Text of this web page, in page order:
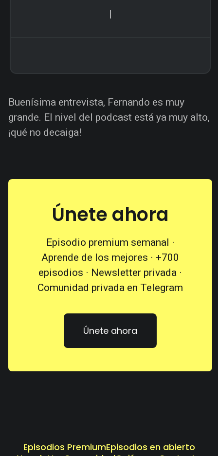
|
Buenísima entrevista, Fernando es muy
grande. El nivel del podcast está ya muy alto,
¡qué no decaiga!
Únete ahora
Episodio premium semanal ·
Aprende de los mejores · +700
episodios · Newsletter privada ·
Comunidad privada en Telegram
Únete ahora
Episodios PremiumEpisodios en abierto